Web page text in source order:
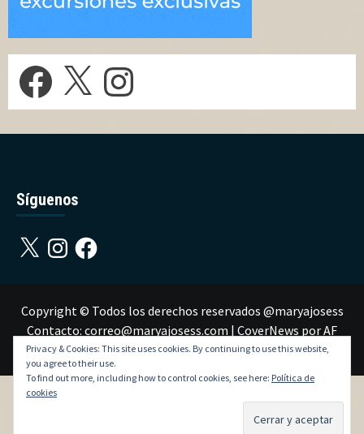
Facebook Instagram
Síguenos
X InstagramFacebook
Copyright © Todos los derechos reservados @maryajosess
Contacto: correo@maryajosess.com | CoverNews por AF
themes.
Privacy & Cookies: This site uses cookies. By continuing to use this website,
you agree to their use.
To find out more, including how to control cookies, see here: Política de
cookies